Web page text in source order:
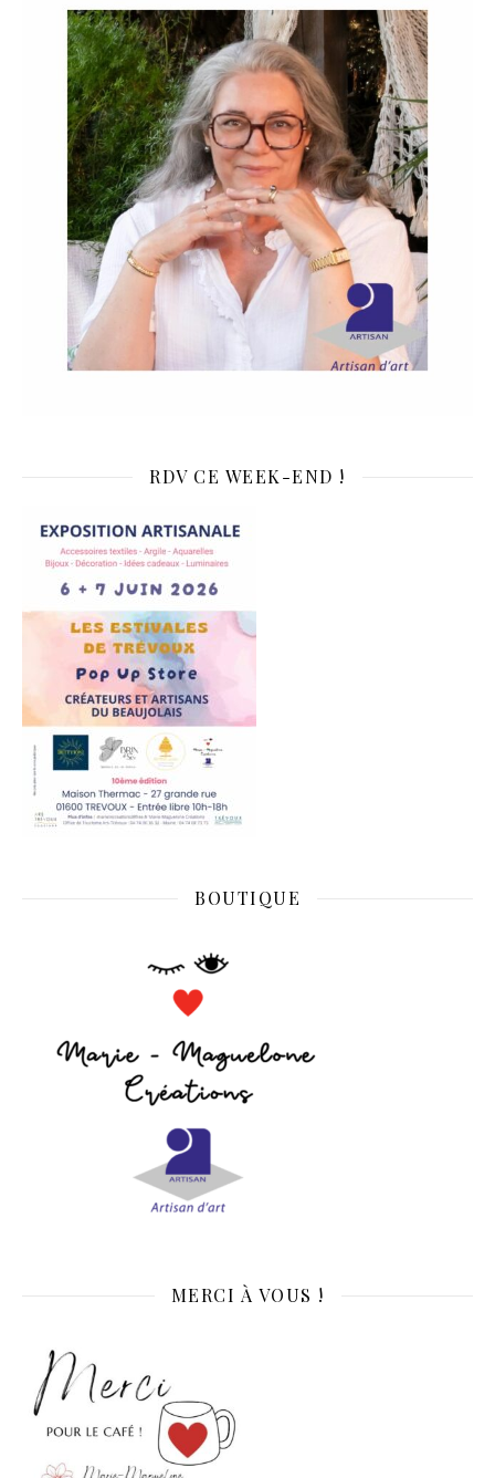
RDV CE WEEK-END !
BOUTIQUE
MERCI À VOUS !